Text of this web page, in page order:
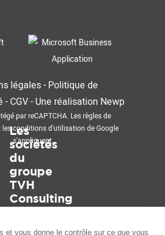
légales- Politique de
- CGV-Une réalisation Newp
par reCAPTCHA. Lesrègles de
lesconditions d'utilisation de Google
s'appliquent.
Les
sociétés
du
groupe
TVH
Consulting